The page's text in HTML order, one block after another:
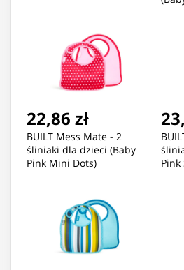
22,86 zł
BUILT Mess Mate - 2
śliniaki dla dzieci (Baby
Pink Mini Dots)
Pink